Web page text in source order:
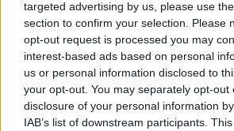
targeted advertising by us, please use
section to confirm your selection. Please
opt-out request is processed you may
interest-based ads based on personal
us or personal information disclosed to
your opt-out. You may separately opt-out
disclosure of your personal information
IAB’s list of downstream participants.
20 órája